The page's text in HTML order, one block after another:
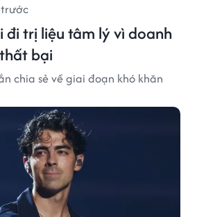
đi trị liệu tâm lý vì doanh
bại
chia sẻ về giai đoạn khó khăn